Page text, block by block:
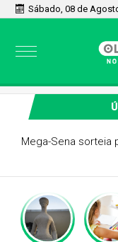
Sábado, 08 de
Mega-Sena sorteia